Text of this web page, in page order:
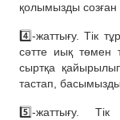
қолымызды созған
4️⃣-жаттығу. Тік
сәтте иық төмен
сыртқа
тастап,
5️⃣-жаттығу.